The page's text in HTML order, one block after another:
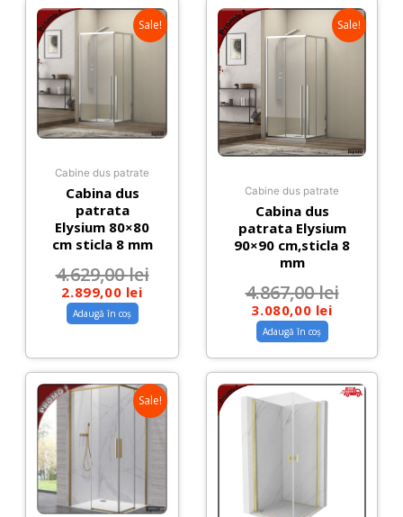
Sale!
Cabine dus patrate
Cabina dus
patrata
Elysium 80×80
cm sticla 8 mm
4.629,00lei
2.899,00 lei
Adaugă în coș
Sale!
Cabine dus patrate
Cabina dus
patrata Elysium
90×90 cm,sticla 8
mm
4.867,00lei
3.080,00 lei
Adaugă în coș
Sale!